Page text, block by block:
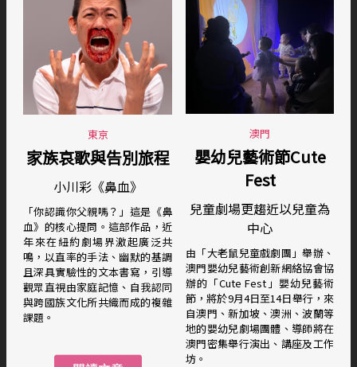
東京
家族哀歌與告別旅程
小川彩《鼻血》
「你認識你父親嗎？」這是《鼻
血》的核心提問。這部作品，近
年來在紐約劇場界激起廣泛共
鳴，以直率的手法、幽默的基調
且深具實驗性的文本書寫，引導
觀眾直視由家庭記憶、自我認同
與跨國族文化所共織而成的複雜
課題。
澳門
嬰幼兒藝術節Cute
Fest
兒童劇場更趨近以兒童為
中心
由「大老鼠兒童戲劇團」舉辦、
澳門嬰幼兒藝術創新網絡協會協
辦的「Cute Fest」嬰幼兒藝術
節，將於9月4日至14日舉行，來
自澳門、新加坡、澳洲、波蘭等
地的嬰幼兒劇場團體、導師將在
澳門密集舉行演出、講座及工作
坊。